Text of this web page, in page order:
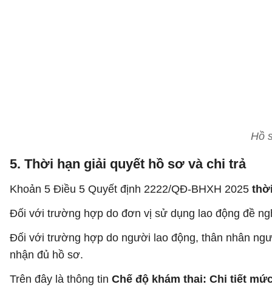
Hồ
5. Thời hạn giải quyết hồ sơ và chi trả
Khoản 5 Điều 5 Quyết định 2222/QĐ-BHXH 2025
Đối với trường hợp do đơn vị sử dụng lao động đề
Đối với trường hợp do người lao động, thân nhân
nhận đủ hồ sơ.
Trên đây là thông tin Chế độ khám thai: Chi tiết